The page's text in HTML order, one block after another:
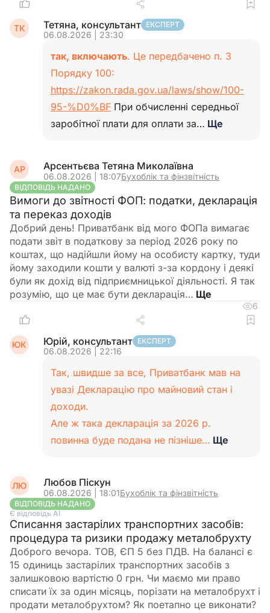
ТК Тетяна, консультант ЕКСПЕРТ
06.08.2026 | 23:30
так, включають. Це передбачено п. 3
Порядку 100:
https://zakon.rada.gov.ua/laws/show/100-
95-%D0%BF При обчисленні середньої
заробітної плати для оплати за… Ще
АР Арсентьєва Тетяна Миколаївна
06.08.2026 | 18:07Бухоблік та фінзвітність
ВІДПОВІДЬ НАДАНО
Вимоги до звітності ФОП: податки, декларація
та переказ доходів
Добрий день! Приватбанк від мого ФОПа вимагає
подати звіт в податкову за період 2026 року по
коштах, що надійшли йому на особисту картку, туди
йому заходили кошти у валюті з-за кордону і деякі
були як дохід від підприємницької діяльності. Я так
розумію, що це має бути декларація…
6
ЮК Юрій, консультант ЕКСПЕРТ
06.08.2026 | 22:16
Так, швидше за все, Приватбанк мав на
увазі Декларацію про майновий стан і
доходи.
Але ж така декларація за 2026 р.
повинна буде подана не пізніше… Ще
ЛЮ Любов Піскун
06.08.2026 | 18:01Бухоблік та фінзвітність
ВІДПОВІДЬ НАДАНО
Є відповідь АІ
Списання застарілих транспортних засобів:
процедура та ризики продажу металобрухту
Доброго вечора. ТОВ, ЄП 5 без ПДВ. На балансі є
15 одиниць застарілих транспортних засобів з
залишковою вартістю 0 грн. Чи маємо ми право
списати їх за один місяць, порізати на металобрухт і
продати металобрухтом? Як поетапно це виконати?